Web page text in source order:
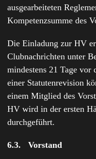
ausgearbeiteten
Kompetenzsumme des
Die Einladung zur HV
Clubnachrichten unter
mindestens 21 Tage
einer Statutenrevision
einem Mitglied des
HV wird in der ersten
durchgeführt.
6.3. Vorstand